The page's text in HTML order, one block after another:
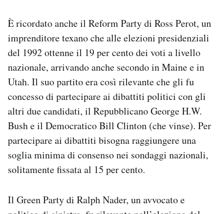
È ricordato anche il Reform Party di Ross Perot, un
imprenditore texano che alle elezioni presidenziali
del 1992 ottenne il 19 per cento dei voti a livello
nazionale, arrivando anche secondo in Maine e in
Utah. Il suo partito era così rilevante che gli fu
concesso di partecipare ai dibattiti politici con gli
altri due candidati, il Repubblicano George H.W.
Bush e il Democratico Bill Clinton (che vinse). Per
partecipare ai dibattiti bisogna raggiungere una
soglia minima di consenso nei sondaggi nazionali,
solitamente fissata al 15 per cento.
Il Green Party di Ralph Nader, un avvocato e